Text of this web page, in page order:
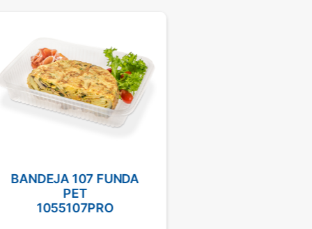
BANDEJA 107 FUNDA
PET
1055107PRO